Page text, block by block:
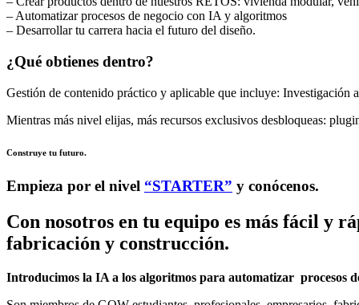
– Automatizar procesos de negocio con IA y algoritmos
– Desarrollar tu carrera hacia el futuro del diseño.
¿Qué obtienes dentro?
Gestión de contenido práctico y aplicable que incluye: Investigación
Mientras más nivel elijas, más recursos exclusivos desbloqueas:
Construye tu futuro.
Empieza por el nivel “STARTER” y conócenos.
Con nosotros en tu equipo es más fácil y
fabricación y construcción.
Introducimos la IA a los algoritmos para automatizar procesos